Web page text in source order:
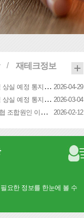
기한의 이익 상실 예정 통지서(김**/67.01.25/... 2026-04-29
기한의 이익 상실 예정 통지서(채**/79.08.23/... 2026-03-04
군산원예농협 조합원인 이사 및 감사 당선인 등록공고 ... 2026-02-12
재테크정보
요한 정보를 한눈에 볼 수